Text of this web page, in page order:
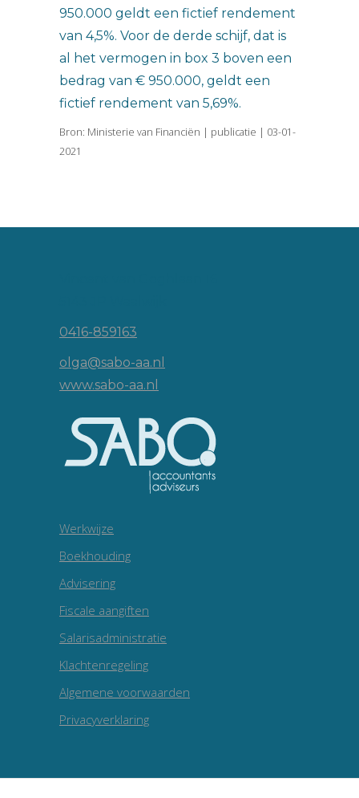
950.000 geldt een fictief rendement
van 4,5%. Voor de derde schijf, dat is
al het vermogen in box 3 boven een
bedrag van € 950.000, geldt een
fictief rendement van 5,69%.
Bron: Ministerie van Financiën | publicatie | 03-01-
2021
0416-859163
olga@sabo-aa.nl
www.sabo-aa.nl
Werkwijze
Boekhouding
Advisering
Fiscale aangiften
Salarisadministratie
Klachtenregeling
Algemene voorwaarden
Privacyverklaring